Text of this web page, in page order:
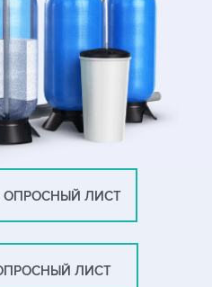
ОПРОСНЫЙ ЛИСТ
ЛИСТ